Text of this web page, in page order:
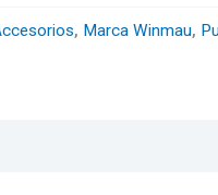
, Marca Winmau,